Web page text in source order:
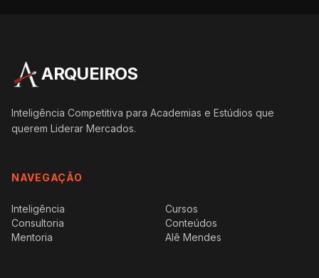
ARQUEIROS
Inteligência Competitiva para Academias e Estúdios que
querem Liderar Mercados.
NAVEGAÇÃO
Inteligência
Consultoria
Mentoria
Cursos
Conteúdos
Alê Mendes